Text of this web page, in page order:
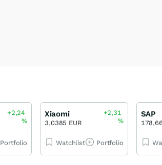
+2,24
%
Portfolio
Xiaomi
3,0385 EUR
+2,31
%
Watchlist Portfolio
SAP